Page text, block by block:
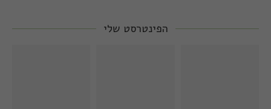
הפינטרסט שלי